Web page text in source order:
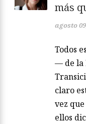
más
agosto
Todos
— de la
claro
vez
ellos